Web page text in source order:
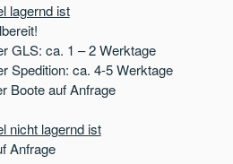
lagernd ist
GLS: ca. 1 – 2 Werktage
Spedition: ca. 4-5 Werktage
Boote auf Anfrage
nicht lagernd ist
Anfrage